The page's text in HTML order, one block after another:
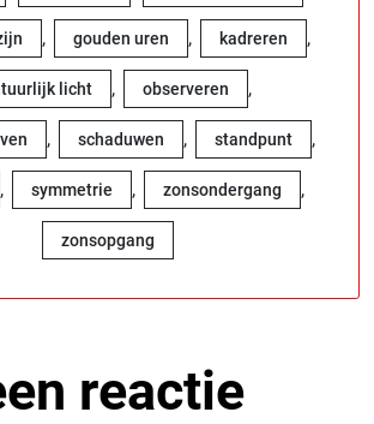
, gouden uren , kadreren ,
licht , observeren ,
, schaduwen , standpunt ,
, symmetrie , zonsondergang ,
zonsopgang
reactie